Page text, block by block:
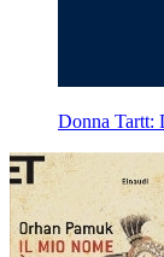
Donna Tartt: